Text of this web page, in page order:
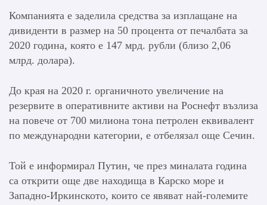
Компанията е заделила средства за изплащане на
дивиденти в размер на 50 процента от печалбата за
2020 година, която е 147 мрд. рубли (близо 2,06
млрд. долара).
До края на 2020 г. органичното увеличение на
резервите в оперативните активи на Роснефт възлиза
на повече от 700 милиона тона петролен еквивалент
по международни категории, е отбелязал още Сечин.
Той е информирал Путин, че през миналата година
са открити още две находища в Карско море и
Западно-Иркинското, които се явяват най-големите